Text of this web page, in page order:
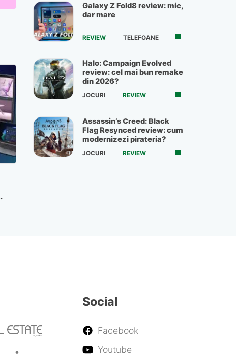
Galaxy Z Fold8 review: mic,
dar mare
REVIEW TELEFOANE
Halo: Campaign Evolved
review: cel mai bun remake
din 2026?
JOCURI REVIEW
Assassin’s Creed: Black
Flag Resynced review: cum
modernizezi pirateria?
JOCURI REVIEW
Social
Facebook
Youtube